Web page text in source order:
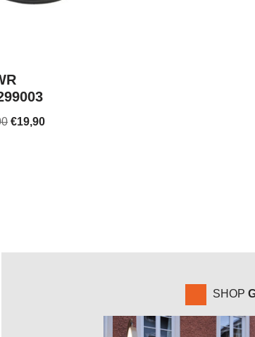
€19,90
SHOP